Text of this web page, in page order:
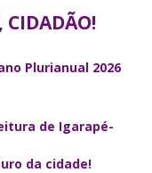
CIDADÃO!
Plurianual 2026
de Igarapé-
da cidade!